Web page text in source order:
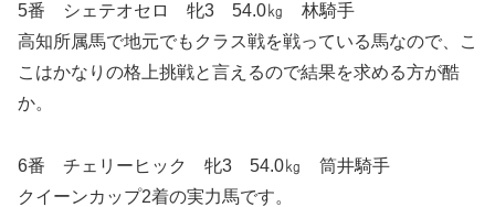
5番 シェテオセロ 牝3 54.0㎏ 林騎手
高知所属馬で地元でもクラス戦を戦っている馬なので、こ
こはかなりの格上挑戦と言えるので結果を求める方が酷
か。
6番 チェリーヒック 牝3 54.0㎏ 筒井騎手
クイーンカップ2着の実力馬です。